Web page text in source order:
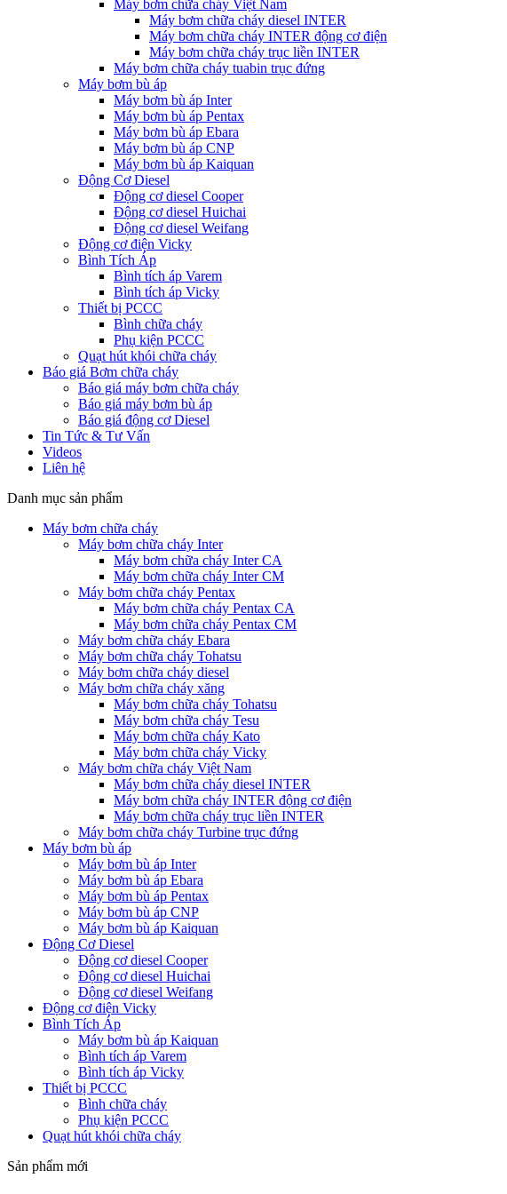
Máy bơm chữa cháy Việt Nam
Máy bơm chữa cháy diesel INTER
Máy bơm chữa cháy INTER động cơ điện
Máy bơm chữa cháy trục liền INTER
Máy bơm chữa cháy tuabin trục đứng
Máy bơm bù áp
Máy bơm bù áp Inter
Máy bơm bù áp Pentax
Máy bơm bù áp Ebara
Máy bơm bù áp CNP
Máy bơm bù áp Kaiquan
Động Cơ Diesel
Động cơ diesel Cooper
Động cơ diesel Huichai
Động cơ diesel Weifang
Động cơ điện Vicky
Bình Tích Áp
Bình tích áp Varem
Bình tích áp Vicky
Thiết bị PCCC
Bình chữa cháy
Phụ kiện PCCC
Quạt hút khói chữa cháy
Báo giá Bơm chữa cháy
Báo giá máy bơm chữa cháy
Báo giá máy bơm bù áp
Báo giá động cơ Diesel
Tin Tức & Tư Vấn
Videos
Liên hệ
Danh mục sản phẩm
Máy bơm chữa cháy
Máy bơm chữa cháy Inter
Máy bơm chữa cháy Inter CA
Máy bơm chữa cháy Inter CM
Máy bơm chữa cháy Pentax
Máy bơm chữa cháy Pentax CA
Máy bơm chữa cháy Pentax CM
Máy bơm chữa cháy Ebara
Máy bơm chữa cháy Tohatsu
Máy bơm chữa cháy diesel
Máy bơm chữa cháy xăng
Máy bơm chữa cháy Tohatsu
Máy bơm chữa cháy Tesu
Máy bơm chữa cháy Kato
Máy bơm chữa cháy Vicky
Máy bơm chữa cháy Việt Nam
Máy bơm chữa cháy diesel INTER
Máy bơm chữa cháy INTER động cơ điện
Máy bơm chữa cháy trục liền INTER
Máy bơm chữa cháy Turbine trục đứng
Máy bơm bù áp
Máy bơm bù áp Inter
Máy bơm bù áp Ebara
Máy bơm bù áp Pentax
Máy bơm bù áp CNP
Máy bơm bù áp Kaiquan
Động Cơ Diesel
Động cơ diesel Cooper
Động cơ diesel Huichai
Động cơ diesel Weifang
Động cơ điện Vicky
Bình Tích Áp
Máy bơm bù áp Kaiquan
Bình tích áp Varem
Bình tích áp Vicky
Thiết bị PCCC
Bình chữa cháy
Phụ kiện PCCC
Quạt hút khói chữa cháy
Sản phẩm mới